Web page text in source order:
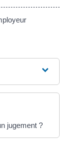
jugement ?